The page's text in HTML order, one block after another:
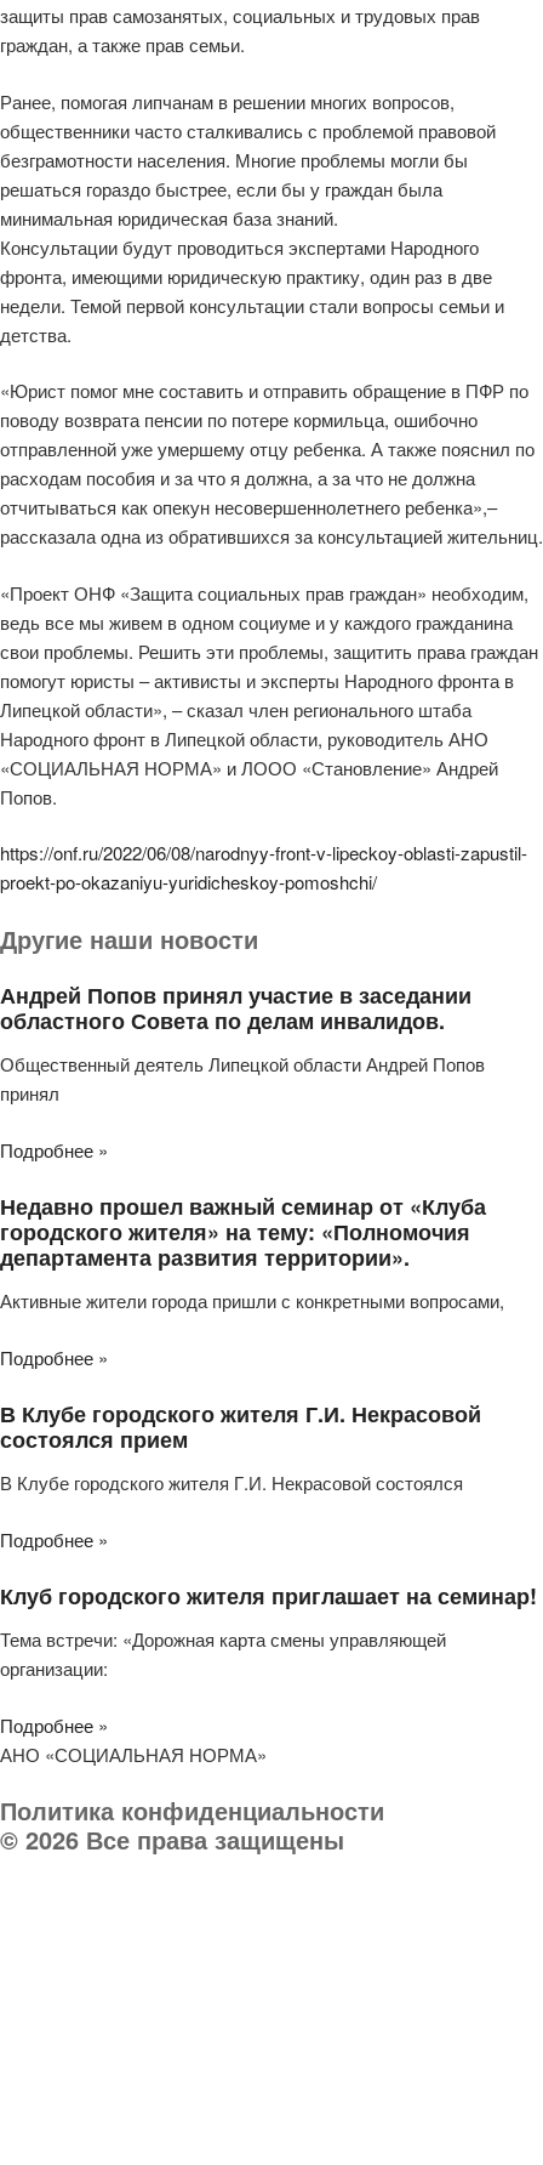
защиты прав самозанятых, социальных и трудовых прав
граждан, а также прав семьи.
Ранее, помогая липчанам в решении многих вопросов,
общественники часто сталкивались с проблемой правовой
безграмотности населения. Многие проблемы могли бы
решаться гораздо быстрее, если бы у граждан была
минимальная юридическая база знаний.
Консультации будут проводиться экспертами Народного
фронта, имеющими юридическую практику, один раз в две
недели. Темой первой консультации стали вопросы семьи и
детства.
«Юрист помог мне составить и отправить обращение в ПФР по
поводу возврата пенсии по потере кормильца, ошибочно
отправленной уже умершему отцу ребенка. А также пояснил по
расходам пособия и за что я должна, а за что не должна
отчитываться как опекун несовершеннолетнего ребенка»,–
рассказала одна из обратившихся за консультацией жительниц.
«Проект ОНФ «Защита социальных прав граждан» необходим,
ведь все мы живем в одном социуме и у каждого гражданина
свои проблемы. Решить эти проблемы, защитить права граждан
помогут юристы – активисты и эксперты Народного фронта в
Липецкой области», – сказал член регионального штаба
Народного фронт в Липецкой области, руководитель АНО
«СОЦИАЛЬНАЯ НОРМА» и ЛООО «Становление» Андрей
Попов.
https://onf.ru/2022/06/08/narodnyy-front-v-lipeckoy-oblasti-zapustil-
proekt-po-okazaniyu-yuridicheskoy-pomoshchi/
Другие наши новости
Андрей Попов принял участие в заседании
областного Совета по делам инвалидов.
Общественный деятель Липецкой области Андрей Попов
принял
Подробнее »
Недавно прошел важный семинар от «Клуба
городского жителя» на тему: «Полномочия
департамента развития территории».
Активные жители города пришли с конкретными вопросами,
Подробнее »
В Клубе городского жителя Г.И. Некрасовой
состоялся прием
В Клубе городского жителя Г.И. Некрасовой состоялся
Подробнее »
Клуб городского жителя приглашает на семинар!
Тема встречи: «Дорожная карта смены управляющей
организации:
Подробнее »
АНО «СОЦИАЛЬНАЯ НОРМА»
Политика конфиденциальности
© 2026 Все права защищены